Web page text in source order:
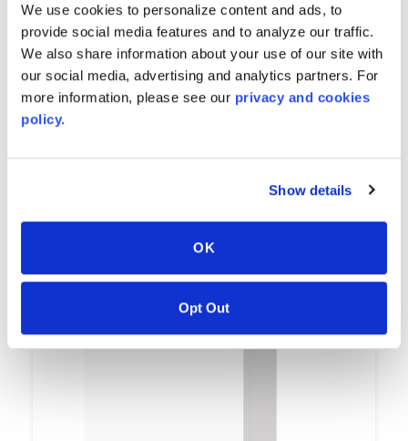
We use cookies to personalize content and ads, to
provide social media features and to analyze our traffic.
We also share information about your use of our site with
our social media, advertising and analytics partners. For
more information, please see our privacy and cookies
policy.
Show details
OK
Opt Out
HELLE WEISSTÖN Die Kleidung ist spektakulär! Wir
liefern die Rahmenbedingungen. Mit den
verschiedenen Weißtönen von Avonite Surfaces®
können mehr genau das Material bieten, das die
Kleidung in das richtige Licht rückt.